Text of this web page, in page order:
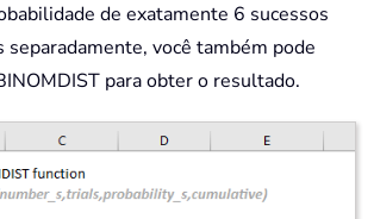
de exatamente 6 sucessos
você também pode
para obter o resultado.